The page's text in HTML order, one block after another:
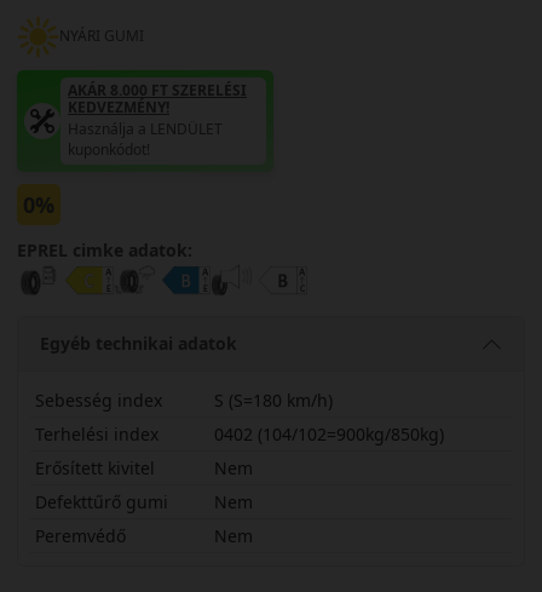
NYÁRI GUMI
AKÁR 8.000 FT SZERELÉSI
KEDVEZMÉNY!
Használja a LENDÜLET
kuponkódot!
0%
EPREL cimke adatok:
Egyéb technikai adatok
Sebesség index
S (S=180 km/h)
Terhelési index
0402 (104/102=900kg/850kg)
Erősített kivitel
Nem
Defekttűrő gumi
Nem
Peremvédő
Nem